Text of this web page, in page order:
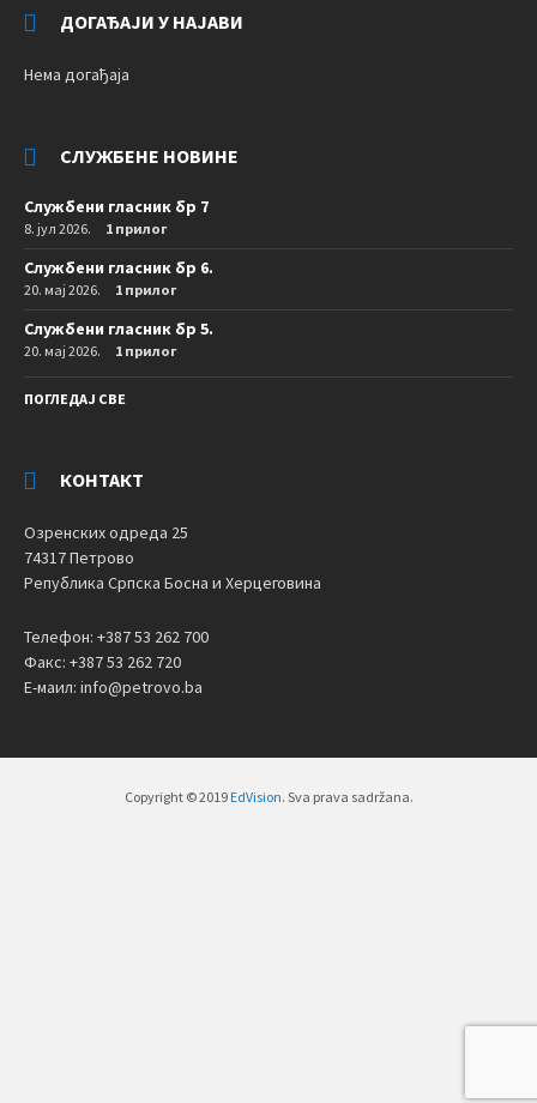
ДОГАЂАЈИ У НАЈАВИ
Нема догађаја
СЛУЖБЕНЕ НОВИНЕ
Службени гласник бр 7
8. јул 2026. 1 прилог
Службени гласник бр 6.
20. мај 2026. 1 прилог
Службени гласник бр 5.
20. мај 2026. 1 прилог
ПОГЛЕДАЈ СВЕ
КОНТАКТ
Озренских одреда 25
74317 Петрово
Република Српска Босна и Херцеговина
Телефон: +387 53 262 700
Факс: +387 53 262 720
Е-маил: info@petrovo.ba
Copyright © 2019 EdVision. Sva prava sadržana.